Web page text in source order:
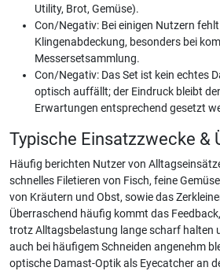
Utility, Brot, Gemüse).
Con/Negativ: Bei einigen Nutzern
Klingenabdeckung, besonders bei
Messersetsammlung.
Con/Negativ: Das Set ist kein echtes
optisch auffällt; der Eindruck bleibt
Erwartungen entsprechend gesetzt
Typische Einsatzzwecke &
Häufig berichten Nutzer von
schnelles Filetieren von Fisch, feine
von Kräutern und Obst, sowie das
Überraschend häufig kommt das
trotz Alltagsbelastung lange scharf halten
auch bei häufigem Schneiden angenehm
optische Damast-Optik als Eyecatcher an